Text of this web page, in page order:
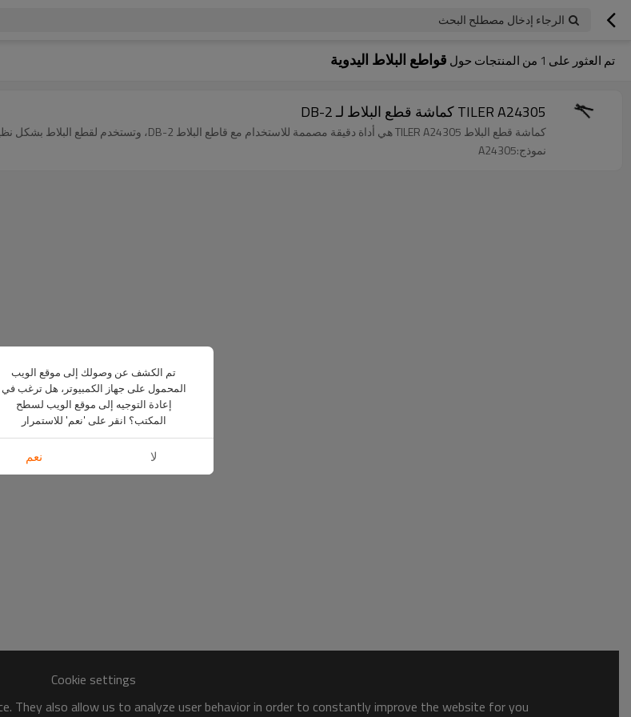
الرجاء إدخال مصطلح البحث
تم العثور على 1 من المنتجات حول قواطع البلاط اليدوية
TILER A24305 كماشة قطع البلاط لـ DB-2
كماشة قطع البلاط TILER A24305 هي أداة دقيقة مصممة للاستخدام مع قاطع البلاط DB-2، وتستخدم لقطع البلاط بشكل نظيف.
نموذج:A24305
Cookie settings
They also allow us to analyze user behavior in order to constantly improve the website for you.
تم الكشف عن وصولك إلى موقع الويب
المحمول على جهاز الكمبيوتر، هل ترغب في
إعادة التوجيه إلى موقع الويب لسطح
المكتب؟ انقر على 'نعم' للاستمرار
لا نعم